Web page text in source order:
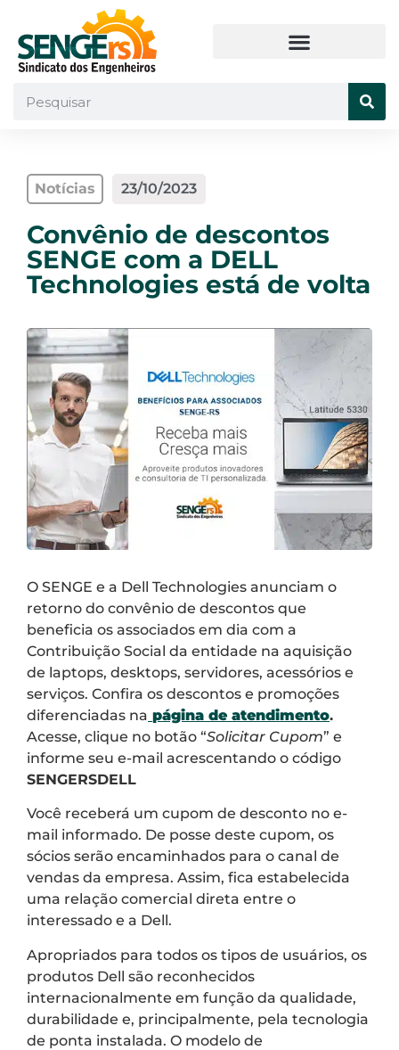
Notícias 23/10/2023
Convênio de descontos
SENGE com a DELL
Technologies está de volta
O SENGE e a Dell Technologies anunciam o
retorno do convênio de descontos que
beneficia os associados em dia com a
Contribuição Social da entidade na aquisição
de laptops, desktops, servidores, acessórios e
serviços. Confira os descontos e promoções
diferenciadas na página de atendimento.
Acesse, clique no botão “Solicitar Cupom” e
informe seu e-mail acrescentando o código
SENGERSDELL
Você receberá um cupom de desconto no e-
mail informado. De posse deste cupom, os
sócios serão encaminhados para o canal de
vendas da empresa. Assim, fica estabelecida
uma relação comercial direta entre o
interessado e a Dell.
Apropriados para todos os tipos de usuários, os
produtos Dell são reconhecidos
internacionalmente em função da qualidade,
durabilidade e, principalmente, pela tecnologia
de ponta instalada. O modelo de